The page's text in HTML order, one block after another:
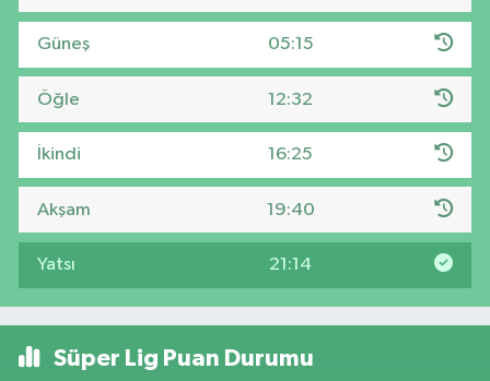
Güneş 05:15
Öğle 12:32
İkindi 16:25
Akşam 19:40
Yatsı 21:14
Süper Lig Puan Durumu